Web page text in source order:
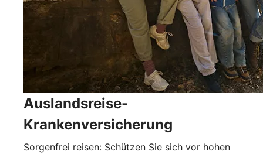
Auslandsreise-
Krankenversicherung
Sorgenfrei reisen: Schützen Sie sich vor hohen